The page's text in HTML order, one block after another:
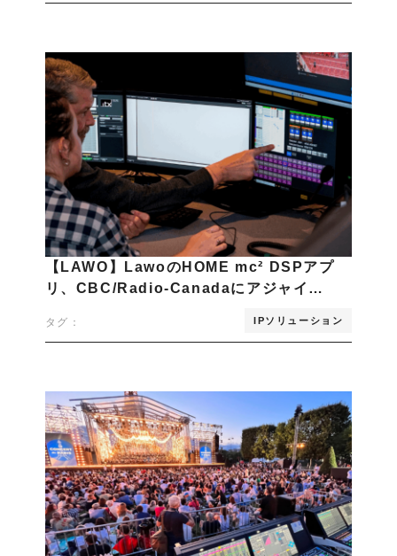
【LAWO】LawoのHOME mc² DSPアプ
リ、CBC/Radio-Canadaにアジャイ…
タグ： IPソリューション